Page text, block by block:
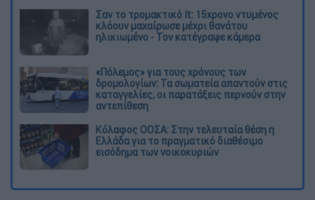
Σαν το τρομακτικό It: 15χρονο ντυμένος
κλόουν μαχαίρωσε μέχρι θανάτου
ηλικιωμένο - Τον κατέγραψε κάμερα
«Πόλεμος» για τους χρόνους των
δρομολογίων: Τα σωματεία απαντούν στις
καταγγελίες, οι παρατάξεις περνούν στην
αντεπίθεση
Κόλαφος ΟΟΣΑ: Στην τελευταία θέση η
Ελλάδα για το πραγματικό διαθέσιμο
εισόδημα των νοικοκυριών